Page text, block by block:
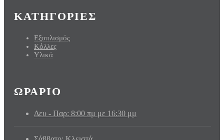
ΚΑΤΗΓΟΡΙΕΣ
Εξοπλισμός
Κόλλες
Υλικά
ΩΡΑΡΙΟ
Δευ - Παρ: 8:00 πμ με 16:30 μμ